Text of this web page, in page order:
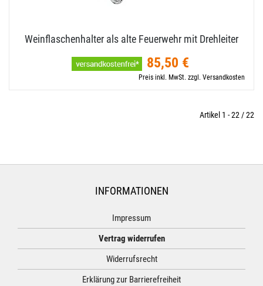
Weinflaschenhalter als alte Feuerwehr mit Drehleiter
85,50 €
Preis inkl. MwSt. zzgl. Versandkosten
Artikel 1 - 22 / 22
INFORMATIONEN
Impressum
Vertrag widerrufen
Widerrufsrecht
Erklärung zur Barrierefreiheit